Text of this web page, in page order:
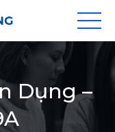
Dụng –